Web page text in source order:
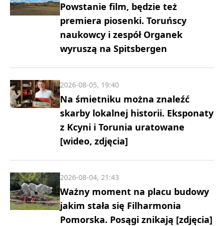
Powstanie film, będzie też
premiera piosenki. Toruńscy
naukowcy i zespół Organek
wyruszą na Spitsbergen
Na śmietniku można znaleźć
skarby lokalnej historii. Eksponaty
z Kcyni i Torunia uratowane
[wideo, zdjęcia]
2026-08-05, 19:40
Ważny moment na placu budowy
jakim stała się Filharmonia
Pomorska. Posągi znikają [zdjęcia]
2026-08-04, 21:43